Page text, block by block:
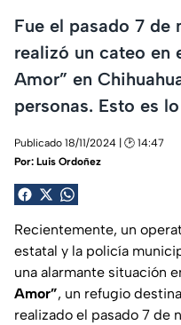
Fue el pasado 7 de
realizó un cateo en
Amor” en
personas. Esto es
Publicado 18/11/2024 | 🕑 14:47
Por: Luis Ordoñez
Recientemente, un
estatal y la policía
una alarmante situación
Amor”, un refugio
realizado el pasado 7 de